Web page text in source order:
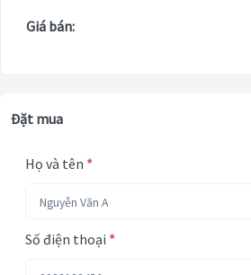
Giá bán:
Đặt mua
Họ và tên *
Số điện thoại *